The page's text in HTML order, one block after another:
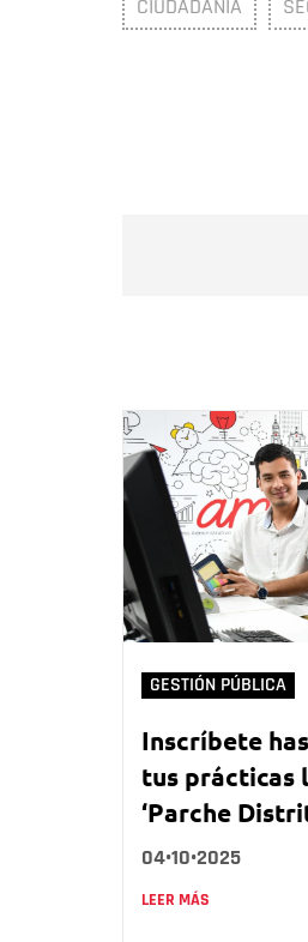
CIUDADANIA
GESTIÓN PÚBLICA
Inscríbete
tus prácticas
‘Parche
04•10•2025
LEER MÁS